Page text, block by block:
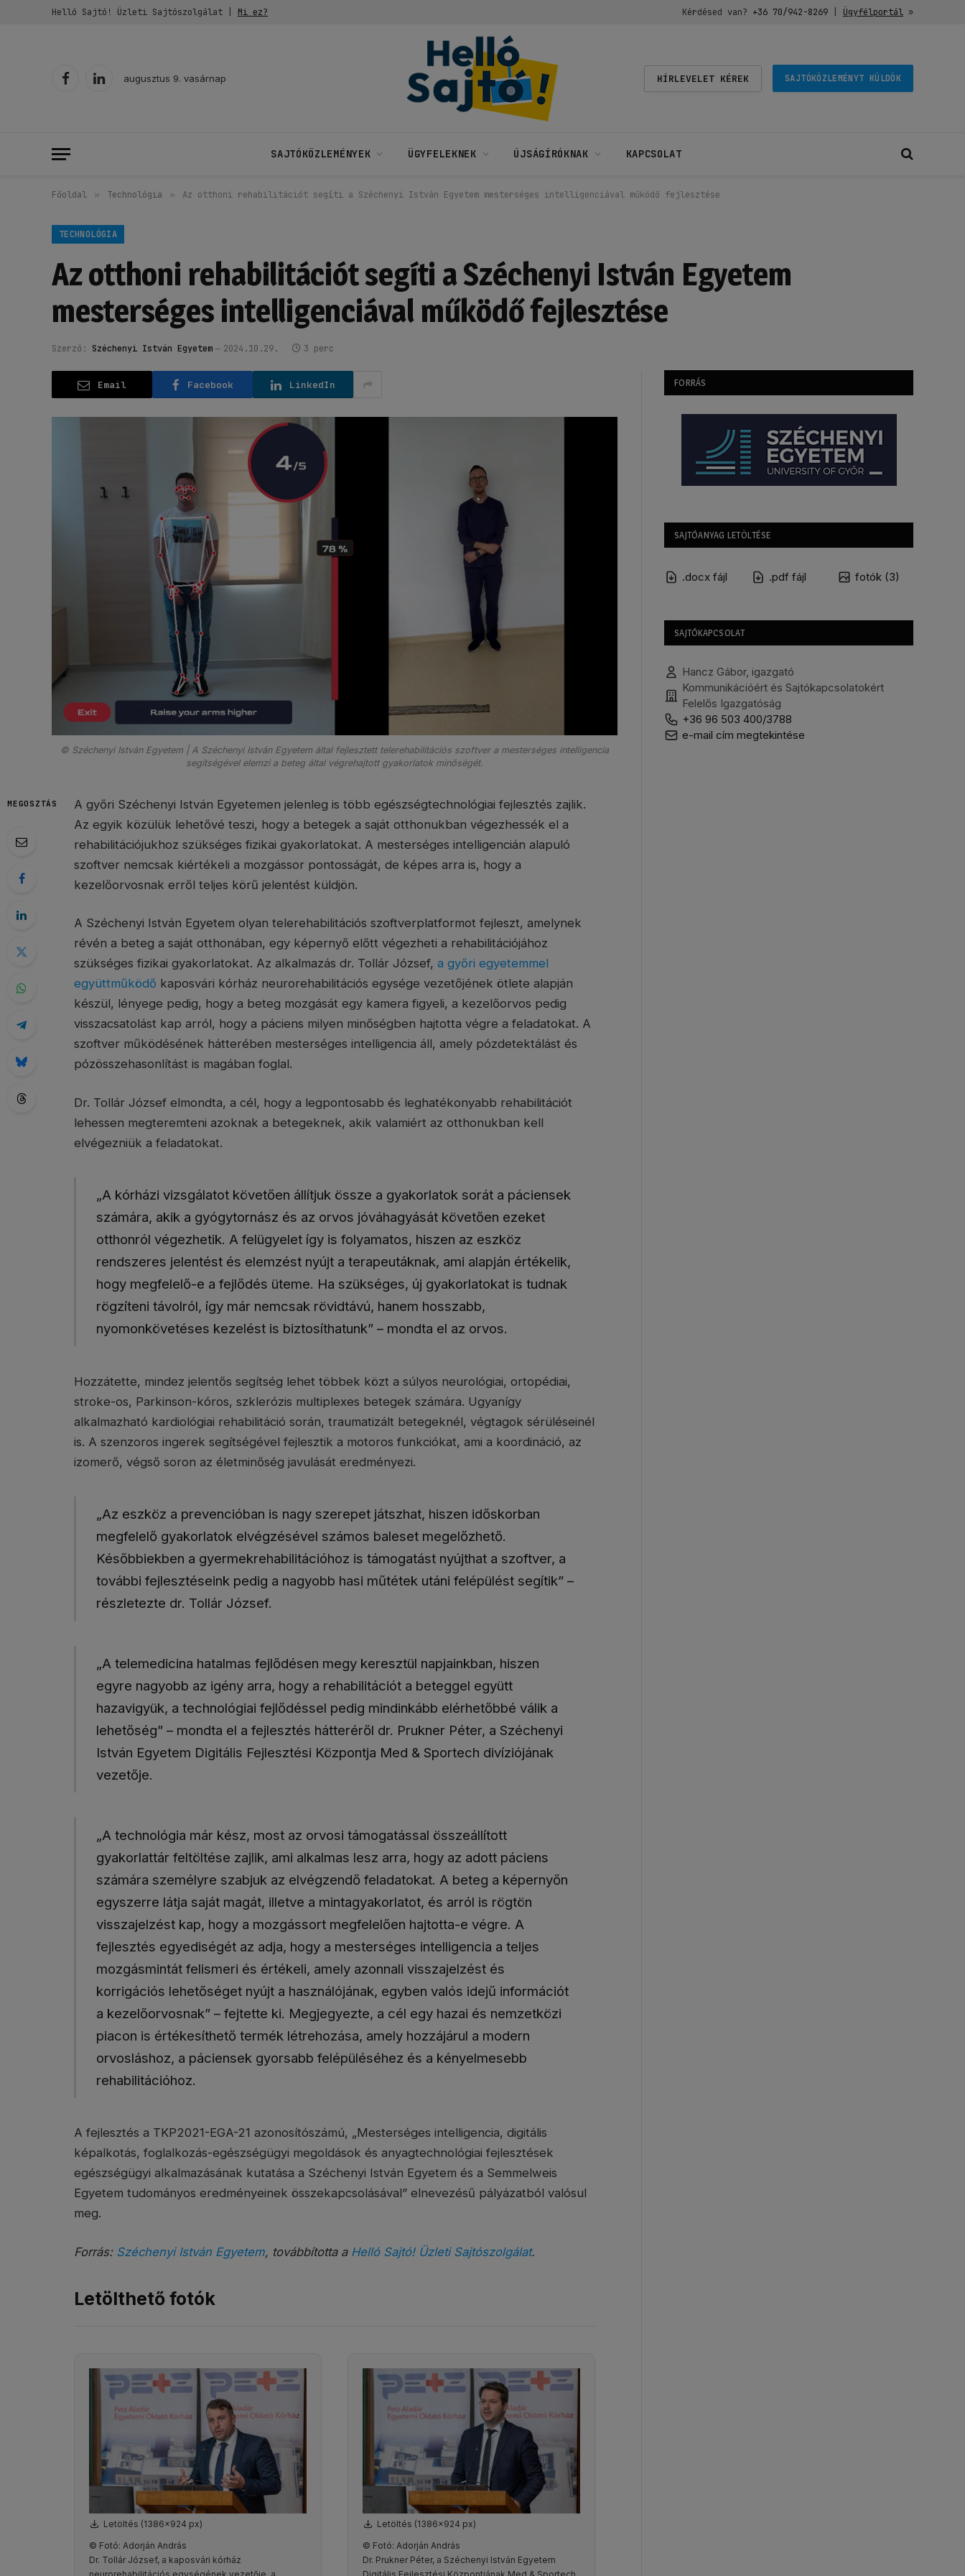
Helló Sajtó! Üzleti Sajtószolgálat | Mi ez? Kérdésed van? +36 70/942-8269| Ügyfélportál»
FacebookLinkedIn
augusztus 9. vasárnap HÍRLEVELET KÉREK SAJTÓKÖZLEMÉNYT KÜLDÖK
SAJTÓKÖZLEMÉNYEK ÜGYFELEKNEK ÚJSÁGÍRÓKNAK KAPCSOLAT
Főoldal » Technológia » Az otthoni rehabilitációt segíti a Széchenyi István Egyetem mesterséges intelligenciával működő fejlesztése
TECHNOLÓGIA
Az otthoni rehabilitációt segíti a Széchenyi István Egyetem
mesterséges intelligenciával működő fejlesztése
Szerző: Széchenyi István Egyetem 2024.10.29. 3 perc
Email Facebook LinkedIn
© Széchenyi István Egyetem | A Széchenyi István Egyetem által fejlesztett telerehabilitációs szoftver a mesterséges intelligencia
segítségével elemzi a beteg által végrehajtott gyakorlatok minőségét.
MEGOSZTÁS
A győri Széchenyi István Egyetemen jelenleg is több egészségtechnológiai fejlesztés zajlik.
Az egyik közülük lehetővé teszi, hogy a betegek a saját otthonukban végezhessék el a
rehabilitációjukhoz szükséges fizikai gyakorlatokat. A mesterséges intelligencián alapuló
szoftver nemcsak kiértékeli a mozgássor pontosságát, de képes arra is, hogy a
kezelőorvosnak erről teljes körű jelentést küldjön.
A Széchenyi István Egyetem olyan telerehabilitációs szoftverplatformot fejleszt, amelynek
révén a beteg a saját otthonában, egy képernyő előtt végezheti a rehabilitációjához
szükséges fizikai gyakorlatokat. Az alkalmazás dr. Tollár József, a győri egyetemmel
együttműködő kaposvári kórház neurorehabilitációs egysége vezetőjének ötlete alapján
készül, lényege pedig, hogy a beteg mozgását egy kamera figyeli, a kezelőorvos pedig
visszacsatolást kap arról, hogy a páciens milyen minőségben hajtotta végre a feladatokat. A
szoftver működésének hátterében mesterséges intelligencia áll, amely pózdetektálást és
pózösszehasonlítást is magában foglal.
Dr. Tollár József elmondta, a cél, hogy a legpontosabb és leghatékonyabb rehabilitációt
lehessen megteremteni azoknak a betegeknek, akik valamiért az otthonukban kell
elvégezniük a feladatokat.
„A kórházi vizsgálatot követően állítjuk össze a gyakorlatok sorát a páciensek
számára, akik a gyógytornász és az orvos jóváhagyását követően ezeket
otthonról végezhetik. A felügyelet így is folyamatos, hiszen az eszköz
rendszeres jelentést és elemzést nyújt a terapeutáknak, ami alapján értékelik,
hogy megfelelő-e a fejlődés üteme. Ha szükséges, új gyakorlatokat is tudnak
rögzíteni távolról, így már nemcsak rövidtávú, hanem hosszabb,
nyomonkövetéses kezelést is biztosíthatunk” – mondta el az orvos.
Hozzátette, mindez jelentős segítség lehet többek közt a súlyos neurológiai, ortopédiai,
stroke-os, Parkinson-kóros, szklerózis multiplexes betegek számára. Ugyanígy
alkalmazható kardiológiai rehabilitáció során, traumatizált betegeknél, végtagok sérüléseinél
is. A szenzoros ingerek segítségével fejlesztik a motoros funkciókat, ami a koordináció, az
izomerő, végső soron az életminőség javulását eredményezi.
„Az eszköz a prevencióban is nagy szerepet játszhat, hiszen időskorban
megfelelő gyakorlatok elvégzésével számos baleset megelőzhető.
Későbbiekben a gyermekrehabilitációhoz is támogatást nyújthat a szoftver, a
további fejlesztéseink pedig a nagyobb hasi műtétek utáni felépülést segítik” –
részletezte dr. Tollár József.
„A telemedicina hatalmas fejlődésen megy keresztül napjainkban, hiszen
egyre nagyobb az igény arra, hogy a rehabilitációt a beteggel együtt
hazavigyük, a technológiai fejlődéssel pedig mindinkább elérhetőbbé válik a
lehetőség” – mondta el a fejlesztés hátteréről dr. Prukner Péter, a Széchenyi
István Egyetem Digitális Fejlesztési Központja Med & Sportech divíziójának
vezetője.
„A technológia már kész, most az orvosi támogatással összeállított
gyakorlattár feltöltése zajlik, ami alkalmas lesz arra, hogy az adott páciens
számára személyre szabjuk az elvégzendő feladatokat. A beteg a képernyőn
egyszerre látja saját magát, illetve a mintagyakorlatot, és arról is rögtön
visszajelzést kap, hogy a mozgássort megfelelően hajtotta-e végre. A
fejlesztés egyediségét az adja, hogy a mesterséges intelligencia a teljes
mozgásmintát felismeri és értékeli, amely azonnali visszajelzést és
korrigációs lehetőséget nyújt a használójának, egyben valós idejű információt
a kezelőorvosnak” – fejtette ki. Megjegyezte, a cél egy hazai és nemzetközi
piacon is értékesíthető termék létrehozása, amely hozzájárul a modern
orvosláshoz, a páciensek gyorsabb felépüléséhez és a kényelmesebb
rehabilitációhoz.
A fejlesztés a TKP2021-EGA-21 azonosítószámú, „Mesterséges intelligencia, digitális
képalkotás, foglalkozás-egészségügyi megoldások és anyagtechnológiai fejlesztések
egészségügyi alkalmazásának kutatása a Széchenyi István Egyetem és a Semmelweis
Egyetem tudományos eredményeinek összekapcsolásával” elnevezésű pályázatból valósul
meg.
Forrás: Széchenyi István Egyetem, továbbította a Helló Sajtó! Üzleti Sajtószolgálat.
Letölthető fotók
Letöltés (1386x924 px)
© Fotó: Adorján András
Dr. Tollár József, a kaposvári kórház
Letöltés (1386x924 px)
© Fotó: Adorján András
Dr. Prukner Péter, a Széchenyi István Egyetem
FORRÁS
SAJTÓANYAG LETÖLTÉSE
.docx fájl .pdf fájl fotók (3)
SAJTÓKAPCSOLAT
Hancz Gábor, igazgató
Kommunikációért és Sajtókapcsolatokért
Felelős Igazgatóság
+36 96 503 400/3788
e-mail cím megtekintése